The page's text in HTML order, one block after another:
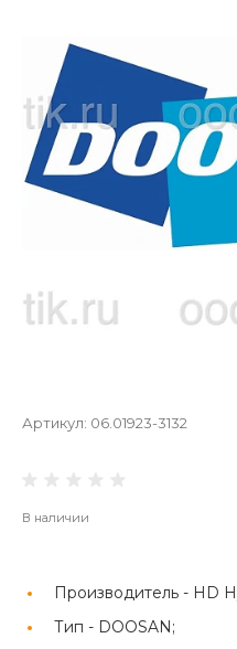
Артикул: 06.01923-3132
В наличии
Производитель - HD
Тип - DOOSAN;